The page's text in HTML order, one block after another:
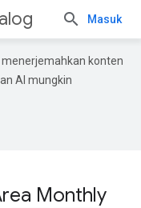
Masuk
konten
AI mungkin
Monthly